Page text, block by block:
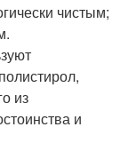
чистым;
из
и